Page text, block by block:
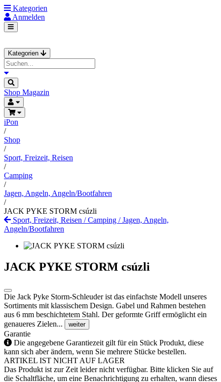
Kategorien
Anmelden
Kategorien
Shop Magazin
iPon
/
Shop
/
Sport, Freizeit, Reisen
/
Camping
/
Jagen, Angeln, Angeln/Bootfahren
/
JACK PYKE STORM csúzli
Sport, Freizeit, Reisen /Camping /Jagen, Angeln,
Angeln/Bootfahren
JACK PYKE STORM csúzli
Die Jack Pyke Storm-Schleuder ist das einfachste Modell unseres
Sortiments mit klassischem Design. Gabel und Rahmen bestehen
aus 6 mm beschichtetem Stahl. Der geformte Griff ermöglicht ein
genaueres Zielen...
weiter
Garantie
Die angegebene Garantiezeit gilt für ein Stück Produkt, diese
kann sich aber ändern, wenn Sie mehrere Stücke bestellen.
ARTIKEL IST NICHT AUF LAGER
Das Produkt ist zur Zeit leider nicht verfügbar. Bitte klicken Sie auf
die Schaltfläche, um eine Benachrichtigung zu erhalten, wann dieses